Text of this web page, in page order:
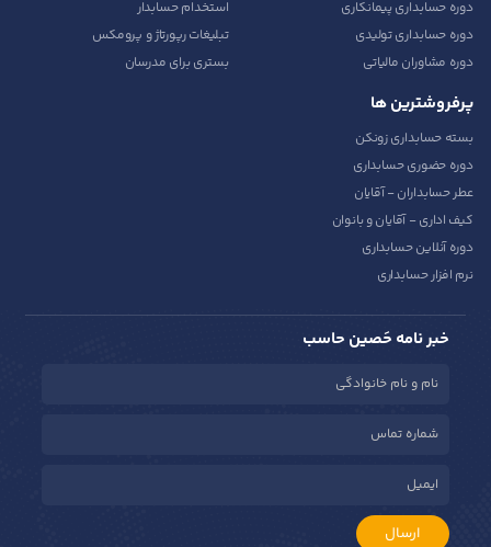
دوره حسابداری پیمانکاری
دوره حسابداری تولیدی
دوره مشاوران مالیاتی
استخدام حسابدار
تبلیغات رپورتاژ و پرومکس
بستری برای مدرسان
پرفروشترین ها
بسته حسابداری زونکن
دوره حضوری حسابداری
عطر حسابداران - آقایان
کیف اداری - آقایان و بانوان
دوره آنلاین حسابداری
نرم افزار حسابداری
خبر نامه حَصین حاسب
ارسال